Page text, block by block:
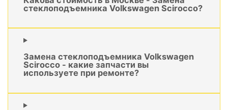
стеклоподъемника Volkswagen Scirocco?
Замена стеклоподъемника Volkswagen
Scirocco - какие запчасти вы
используете при ремонте?